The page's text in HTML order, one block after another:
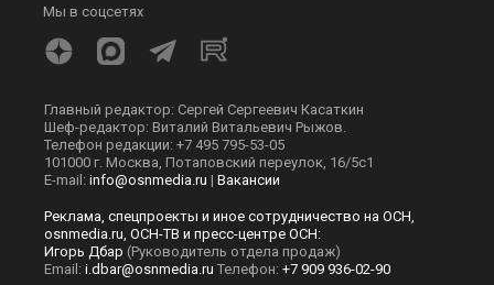
Мы в соцсетях
Главный редактор: Сергей Сергеевич Касаткин
Шеф-редактор: Виталий Витальевич Рыжов.
Телефон редакции: +7 495 795-53-05
101000 г. Москва, Потаповский переулок, 16/5с1
E-mail: info@osnmedia.ru | Вакансии
Реклама, спецпроекты и иное сотрудничество на ОСН,
osnmedia.ru, ОСН-ТВ и пресс-центре ОСН:
Игорь Дбар (Руководитель отдела продаж)
Email: i.dbar@osnmedia.ru Телефон: +7 909 936-02-90